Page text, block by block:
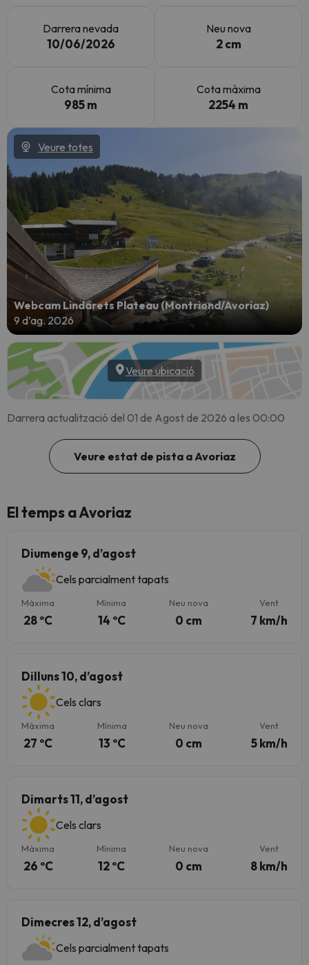
Darrera nevada
10/06/2026
Neu nova
2 cm
Cota mínima
985 m
Cota màxima
2254 m
Veure totes
Webcam Lindarets Plateau (Montriond/Avoriaz)
9 d’ag. 2026
Veure ubicació
Darrera actualització del 01 de Agost de 2026 a les 00:00
Veure estat de pista a Avoriaz
El temps a Avoriaz
Diumenge 9, d’agost
Cels parcialment tapats
Màxima
28 ºC
Mínima
14 ºC
Neu nova
0 cm
Vent
7 km/h
Dilluns 10, d’agost
Cels clars
Màxima
27 ºC
Mínima
13 ºC
Neu nova
0 cm
Vent
5 km/h
Dimarts 11, d’agost
Cels clars
Màxima
26 ºC
Mínima
12 ºC
Neu nova
0 cm
Vent
8 km/h
Dimecres 12, d’agost
Cels parcialment tapats